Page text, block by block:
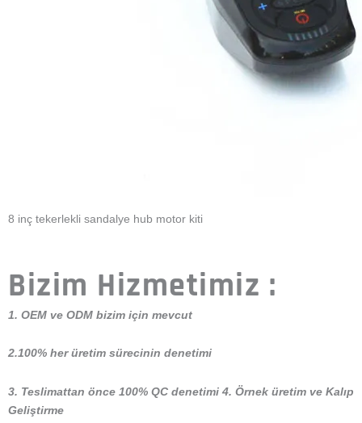
8 inç tekerlekli sandalye hub motor kiti
Bizim Hizmetimiz :
1. OEM ve ODM bizim için mevcut
2.100% her üretim sürecinin denetimi
3. Teslimattan önce 100% QC denetimi 4. Örnek üretim ve Kalıp
Geliştirme